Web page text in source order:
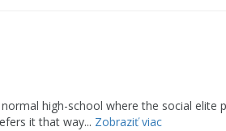
high-school where the social elite
it that way... Zobraziť viac